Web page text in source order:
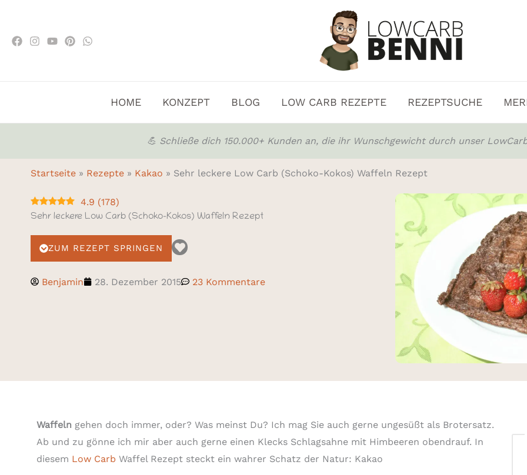
springen
HOME KONZEPT BLOG LOW CARB REZEPTE REZEPTSUCHE
💪 Schließe dich 150.000+ Kunden an, die ihr Wunschgewicht durch unser
Startseite » Rezepte » Kakao » Sehr leckere Low Carb (Schoko-Kokos) Waffeln Rezept
4.9 (178)
Sehr leckere Low Carb (Schoko-Kokos) Waffeln Rezept
ZUM REZEPT SPRINGEN
Benjamin 28. Dezember 2015 23 Kommentare
Waffeln gehen doch immer, oder? Was meinst Du? Ich mag Sie auch gerne ungesüßt als Brotersatz.
Ab und zu gönne ich mir aber auch gerne einen Klecks Schlagsahne mit Himbeeren obendrauf. In
diesem Low Carb Waffel Rezept steckt ein wahrer Schatz der Natur: Kakao